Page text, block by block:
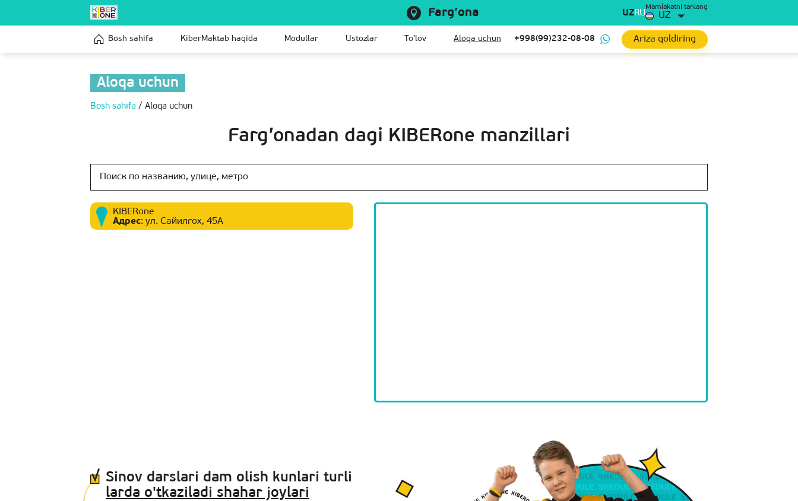
Farg’ona UZRU
Mamlakatni tanlang
UZ
Bosh sahifa KiberMaktab haqida Modullar Ustozlar To'lov Aloqa uchun +998(99)232-08-08 Ariza qoldiring
Aloqa uchun
Bosh sahifa / Aloqa uchun
Farg’onadan dagi KIBERone manzillari
KIBERone
Адрес: ул. Сайилгох, 45А
Sinov darslari dam olish kunlari turli
larda o'tkaziladi shahar joylari